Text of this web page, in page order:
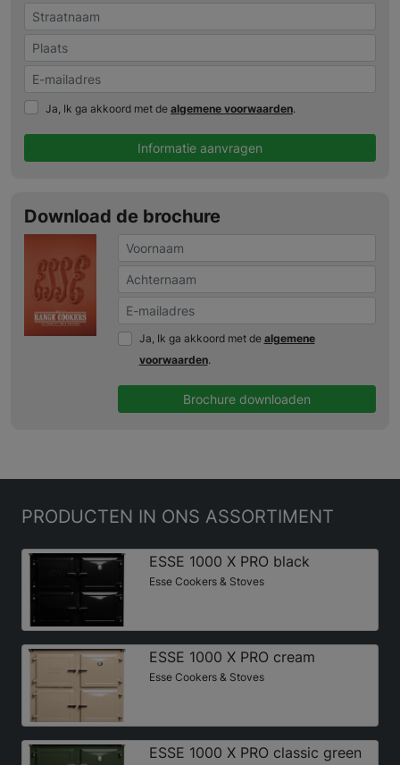
Ja, Ik ga akkoord met de algemene voorwaarden.
Informatie aanvragen
Download de brochure
Ja, Ik ga akkoord met de algemene
voorwaarden.
Brochure downloaden
PRODUCTEN IN ONS ASSORTIMENT
ESSE 1000 X PRO black
Esse Cookers & Stoves
ESSE 1000 X PRO cream
Esse Cookers & Stoves
ESSE 1000 X PRO classic green